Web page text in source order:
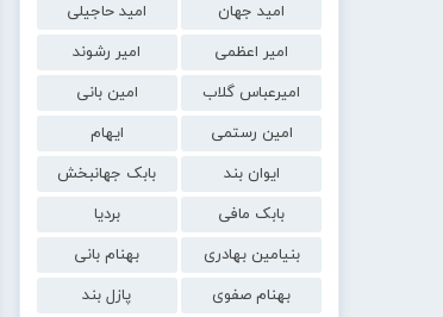
امید جهان
امید حاجیلی
امیر اعظمی
امیر رشوند
امیرعباس گلاب
امین بانی
امین رستمی
ایهام
ایوان بند
بابک جهانبخش
بابک مافی
بردیا
بنیامین بهادری
بهنام بانی
بهنام صفوی
پازل بند